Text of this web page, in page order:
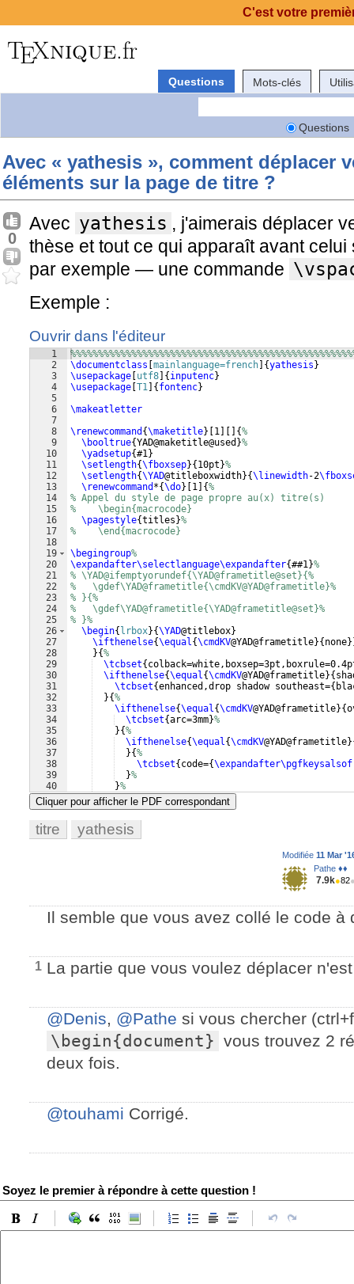
Questions Mots-clés
Questions
Avec « yathesis », comment déplacer
éléments sur la page de titre ?
0
Avec yathesis , j'aimerais déplacer
thèse et tout ce qui apparaît avant
par exemple — une commande
Exemple :
Ouvrir dans l'éditeur
1
2
3
4
5
6
7
8
9
10
11
12
13
14
15
16
17
18
19
20
21
22
23
24
25
26
27
28
29
30
31
32
33
34
35
36
37
38
39
40
41
\documentclass mainlanguage=french {yathesis }
\usepackage utf8 { inputenc}
\usepackage T1 { fontenc}
\makeatletter
\renewcommand {\maketitle} 1 {%
\booltrue{YAD@maketitle@used }%
\yadsetup{#1}
\setlength{\fboxsep}{ 10pt }%
\setlength{\YAD@titleboxwidth}{\linewidth-2
\renewcommand *{\do} 1 {%
% Appel du style de page propre au(x) titre(s)
%    \begin{macrocode}
\pagestyle{titles }%
%    \end{macrocode}
\begingroup%
\expandafter\selectlanguage\expandafter{##1}%
% \YAD@ifemptyorundef{\YAD@frametitle@set}{%
%   \gdef\YAD@frametitle{\cmdKV@YAD@frametitle}%
% }{%
%   \gdef\YAD@frametitle{\YAD@frametitle@set}%
% }%
\begin{ lrbox}{\YAD@titlebox}
\ifthenelse{\equal{\cmdKV@YAD@frametitle}{ none
}{%
\tcbset{
\ifthenelse{\equal{\cmdKV@YAD@frametitle}{
\tcbset{enhanced,drop shadow southeast={
}{%
\ifthenelse{\equal{\cmdKV@YAD@frametitle}{
\tcbset{arc=3mm}%
}{%
\ifthenelse{\equal{\cmdKV@YAD@frametitle}
}{%
\tcbset{ code={
}%
}%
}%
Cliquer pour afficher le PDF correspondant
titre yathesis
Modifiée 11 Mar
Pathe ♦♦
7.9k●82
Il semble que vous avez collé le code à
1 La partie que vous voulez déplacer
@Denis, @Pathe si vous chercher
\begin{document} vous trouvez 2
deux fois.
@touhami Corrigé.
Soyez le premier à répondre à cette question !
C'est votre